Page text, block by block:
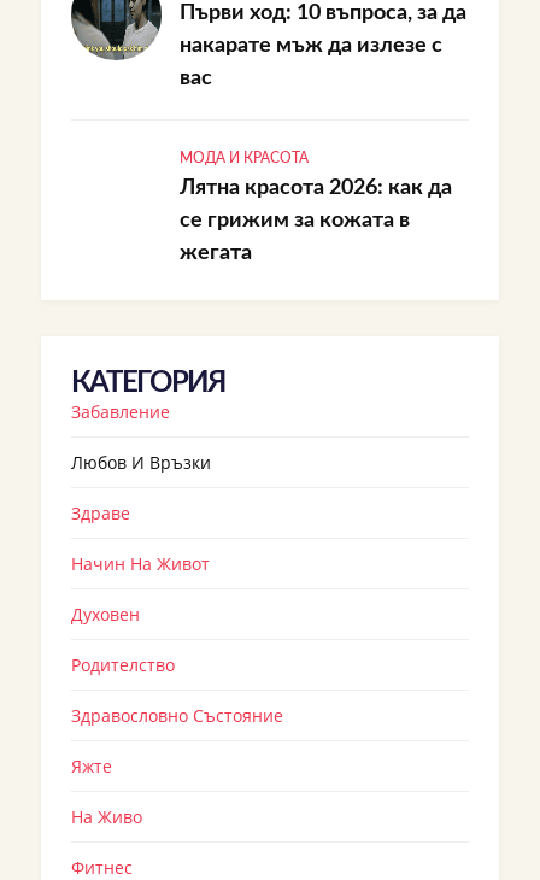
Първи ход: 10 въпроса, за да
накарате мъж да излезе с
вас
МОДА И КРАСОТА
Лятна красота 2026: как да
се грижим за кожата в
жегата
КАТЕГОРИЯ
Забавление
Любов И Връзки
Здраве
Начин На Живот
Духовен
Родителство
Здравословно Състояние
Яжте
На Живо
Фитнес